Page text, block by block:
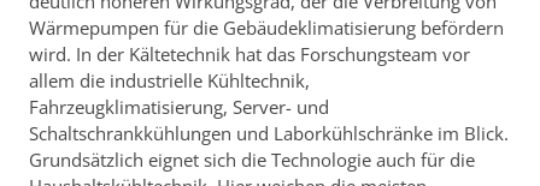
Wärmepumpen für die Gebäudeklimatisierung befördern
wird. In der Kältetechnik hat das Forschungsteam vor
allem die industrielle Kühltechnik,
Fahrzeugklimatisierung, Server- und
Schaltschrankkühlungen und Laborkühlschränke im Blick.
Grundsätzlich eignet sich die Technologie auch für die